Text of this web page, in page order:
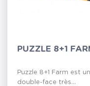
PUZZLE 8+1
Puzzle 8+1 Farm est
double-face très...